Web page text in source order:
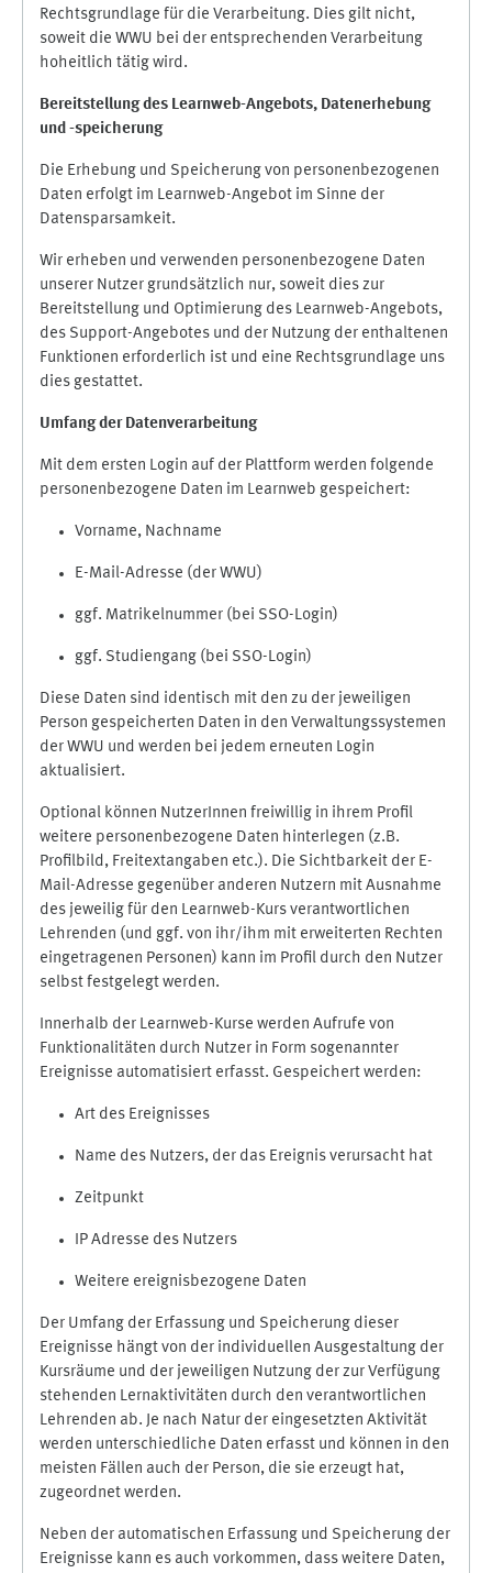
Rechtsgrundlage für die Verarbeitung. Dies gilt nicht,
soweit die WWU bei der entsprechenden Verarbeitung
hoheitlich tätig wird.
Bereitstellung des Learnweb-Angebots, Datenerhebung
und -speicherung
Die Erhebung und Speicherung von personenbezogenen
Daten erfolgt im Learnweb-Angebot im Sinne der
Datensparsamkeit.
Wir erheben und verwenden personenbezogene Daten
unserer Nutzer grundsätzlich nur, soweit dies zur
Bereitstellung und Optimierung des Learnweb-Angebots,
des Support-Angebotes und der Nutzung der enthaltenen
Funktionen erforderlich ist und eine Rechtsgrundlage uns
dies gestattet.
Umfang der Datenverarbeitung
Mit dem ersten Login auf der Plattform werden folgende
personenbezogene Daten im Learnweb gespeichert:
Vorname, Nachname
E-Mail-Adresse (der WWU)
ggf. Matrikelnummer (bei SSO-Login)
ggf. Studiengang (bei SSO-Login)
Diese Daten sind identisch mit den zu der jeweiligen
Person gespeicherten Daten in den Verwaltungssystemen
der WWU und werden bei jedem erneuten Login
aktualisiert.
Optional können NutzerInnen freiwillig in ihrem Profil
weitere personenbezogene Daten hinterlegen (z.B.
Profilbild, Freitextangaben etc.). Die Sichtbarkeit der E-
Mail-Adresse gegenüber anderen Nutzern mit Ausnahme
des jeweilig für den Learnweb-Kurs verantwortlichen
Lehrenden (und ggf. von ihr/ihm mit erweiterten Rechten
eingetragenen Personen) kann im Profil durch den Nutzer
selbst festgelegt werden.
Innerhalb der Learnweb-Kurse werden Aufrufe von
Funktionalitäten durch Nutzer in Form sogenannter
Ereignisse automatisiert erfasst. Gespeichert werden:
Art des Ereignisses
Name des Nutzers, der das Ereignis verursacht hat
Zeitpunkt
IP Adresse des Nutzers
Weitere ereignisbezogene Daten
Der Umfang der Erfassung und Speicherung dieser
Ereignisse hängt von der individuellen Ausgestaltung der
Kursräume und der jeweiligen Nutzung der zur Verfügung
stehenden Lernaktivitäten durch den verantwortlichen
Lehrenden ab. Je nach Natur der eingesetzten Aktivität
werden unterschiedliche Daten erfasst und können in den
meisten Fällen auch der Person, die sie erzeugt hat,
zugeordnet werden.
Neben der automatischen Erfassung und Speicherung der
Ereignisse kann es auch vorkommen, dass weitere Daten,